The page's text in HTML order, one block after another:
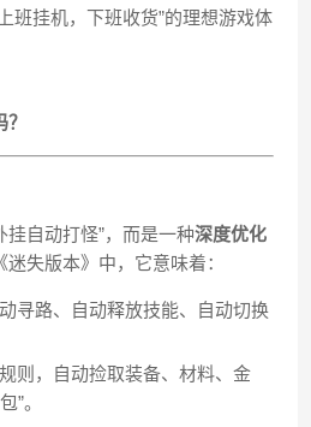
班挂机，下班收货”的理想游戏体
挂自动打怪”，而是一种深度优化
迷失版本》中，它意味着：
寻路、自动释放技能、自动切换
则，自动捡取装备、材料、金
”。